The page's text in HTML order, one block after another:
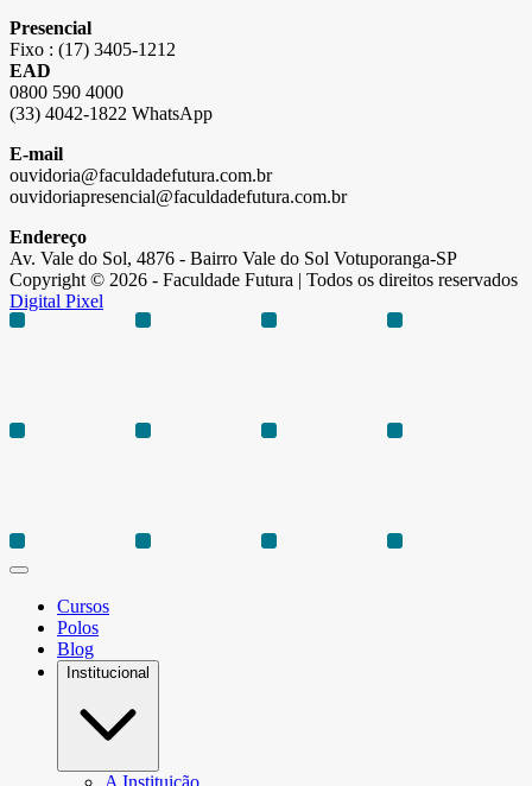
Presencial
Fixo : (17) 3405-1212
EAD
0800 590 4000
(33) 4042-1822 WhatsApp
E-mail
ouvidoria@faculdadefutura.com.br
ouvidoriapresencial@faculdadefutura.com.br
Endereço
Av. Vale do Sol, 4876 - Bairro Vale do Sol Votuporanga-SP
Copyright © 2026 - Faculdade Futura | Todos os direitos reservados
Digital Pixel
Cursos
Polos
Blog
Institucional